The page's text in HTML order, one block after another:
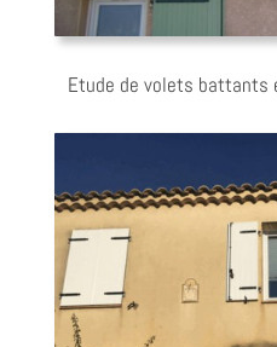
Etude de volets battants